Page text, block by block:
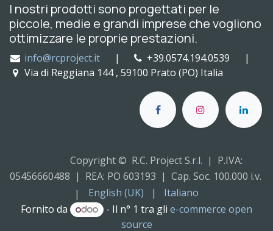
I nostri prodotti sono progettati per le
piccole, medie e grandi imprese che vogliono
ottimizzare le proprie prestazioni.
info@rcproject.it|
+39.0574.194.0539 |
Via di Reggiana 144 , 59100 Prato (PO) Italia
Copyright © R.C. Project S.r.l. | P.IVA:
05456660488 | REA: PO 603193 | Cap. Soc. 100.000 i.v.
|
English (UK) |
Italiano
Fornito da
- Il n° 1 tra gli e-commerce open
source